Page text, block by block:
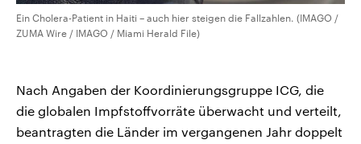
Ein Cholera-Patient in Haiti – auch hier steigen die Fallzahlen. (IMAGO /
ZUMA Wire / IMAGO / Miami Herald File)
Nach Angaben der Koordinierungsgruppe ICG, die
die globalen Impfstoffvorräte überwacht und verteilt,
beantragten die Länder im vergangenen Jahr doppelt